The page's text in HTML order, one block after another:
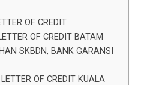
OF CREDIT
OF CREDIT BATAM
SKBDN, BANK GARANSI
OF CREDIT KUALA